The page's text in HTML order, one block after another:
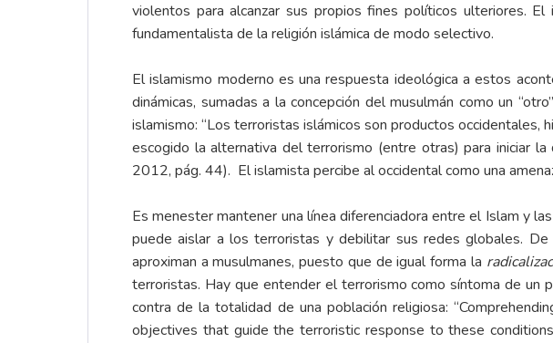
violentos para alcanzar sus propios fines políticos ulteriores.
fundamentalista de la religión islámica de modo selectivo.
El islamismo moderno es una respuesta ideológica a estos
dinámicas, sumadas a la concepción del musulmán como un
islamismo: “Los terroristas islámicos son productos occidentales,
escogido la alternativa del terrorismo (entre otras) para iniciar
2012, pág. 44). El islamista percibe al occidental como una
Es menester mantener una línea diferenciadora entre el Islam y
puede aislar a los terroristas y debilitar sus redes globales.
aproximan a musulmanes, puesto que de igual forma la
terroristas. Hay que entender el terrorismo como síntoma de un
contra de la totalidad de una población religiosa:
objectives that guide the terroristic response to these